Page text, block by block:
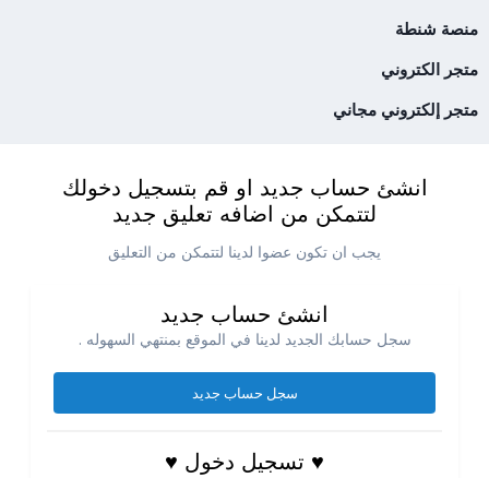
منصة شنطة
متجر الكتروني
متجر إلكتروني مجاني
انشئ حساب جديد او قم بتسجيل دخولك
لتتمكن من اضافه تعليق جديد
يجب ان تكون عضوا لدينا لتتمكن من التعليق
انشئ حساب جديد
سجل حسابك الجديد لدينا في الموقع بمنتهي السهوله .
سجل حساب جديد
♥ تسجيل دخول ♥